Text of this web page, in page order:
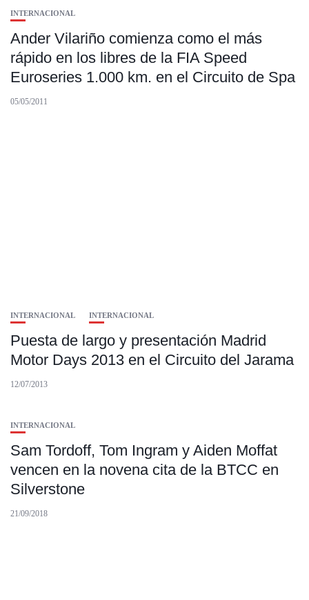
INTERNACIONAL
Ander Vilariño comienza como el más
rápido en los libres de la FIA Speed
Euroseries 1.000 km. en el Circuito de Spa
05/05/2011
INTERNACIONAL INTERNACIONAL
Puesta de largo y presentación Madrid
Motor Days 2013 en el Circuito del Jarama
12/07/2013
INTERNACIONAL
Sam Tordoff, Tom Ingram y Aiden Moffat
vencen en la novena cita de la BTCC en
Silverstone
21/09/2018